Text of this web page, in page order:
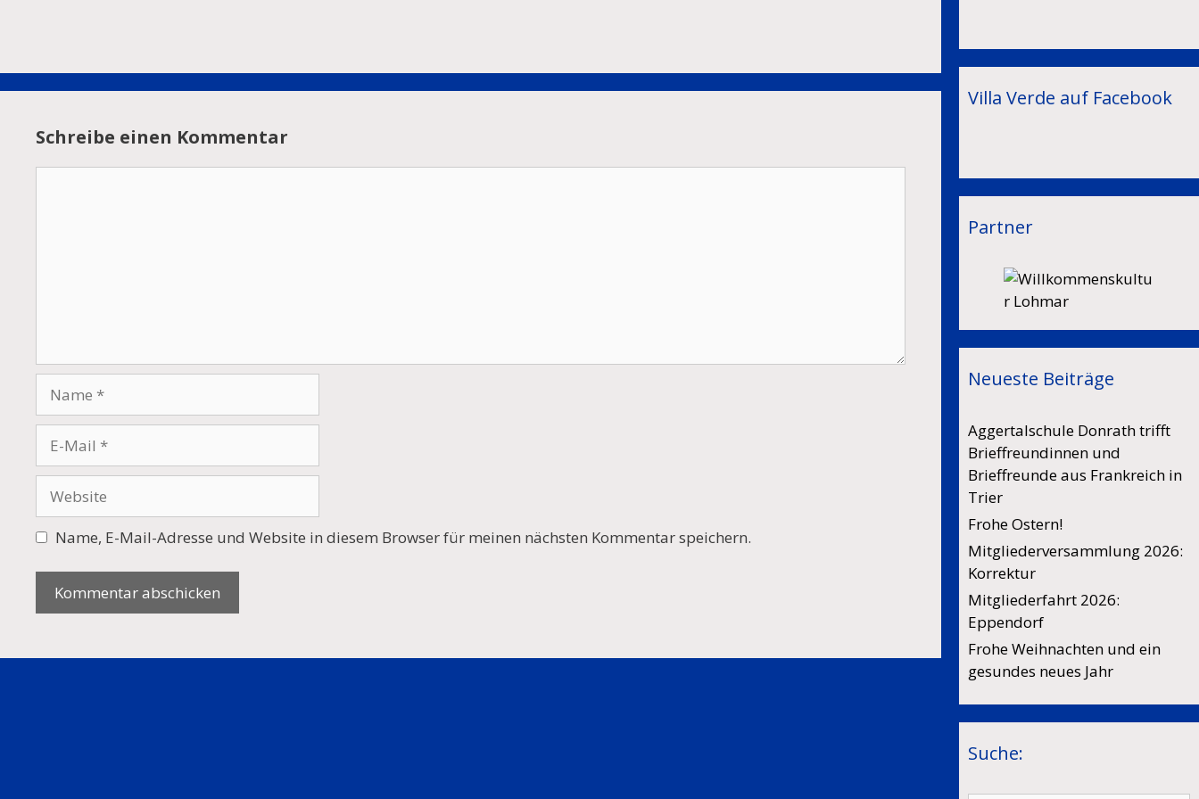
Schreibe einen Kommentar
Mail
Name, E-Mail-Adresse und Website in diesem Browser für meinen nächsten Kommentar speichern.
Villa Verde auf Facebook
Partner
Neueste Beiträge
Aggertalschule Donrath trifft
Brieffreundinnen und
Brieffreunde aus Frankreich in
Trier
Frohe Ostern!
Mitgliederversammlung 2026:
Korrektur
Mitgliederfahrt 2026:
Eppendorf
Frohe Weihnachten und ein
gesundes neues Jahr
Suche: